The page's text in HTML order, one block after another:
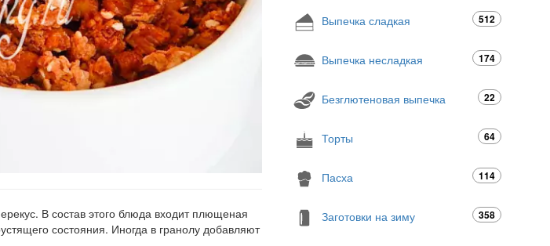
В состав этого блюда входит плющеная
состояния. Иногда в гранолу добавляют
Выпечка сладкая 512
Выпечка несладкая 174
Безглютеновая выпечка 22
Торты 64
Пасха 114
Заготовки на зиму 358